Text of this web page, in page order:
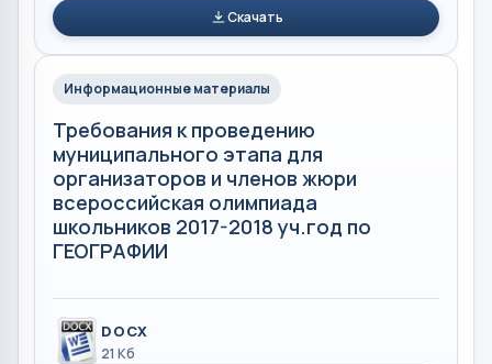
Скачать
Информационные материалы
Требования к проведению
муниципального этапа для
организаторов и членов жюри
всероссийская олимпиада
школьников 2017-2018 уч.год по
ГЕОГРАФИИ
DOCX
21 Кб